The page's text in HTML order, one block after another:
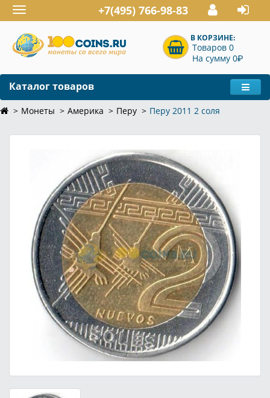
Toggle
navigation
+7(495) 766-98-83
В КОРЗИНЕ:
Товаров 0
На сумму 0P
Каталог товаров
Монеты Америка Перу Перу 2011 2 соля